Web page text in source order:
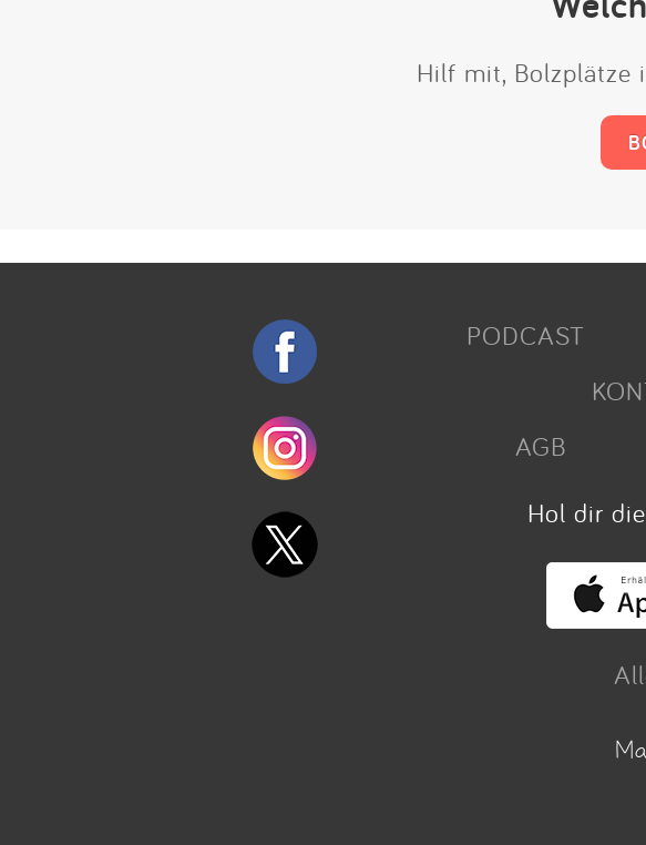
Hilf mit, Bolzplätze
PODCAST
AGB
Hol dir